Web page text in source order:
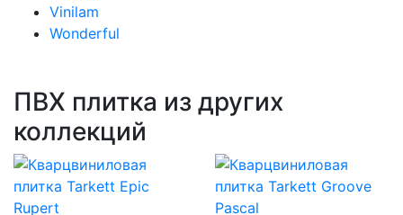
Vinilam
Wonderful
ПВХ плитка из других
коллекций